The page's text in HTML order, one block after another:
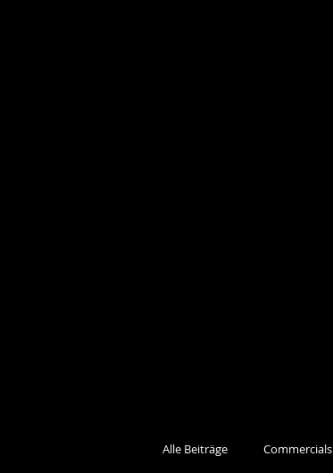
Alle Beiträge Commercials